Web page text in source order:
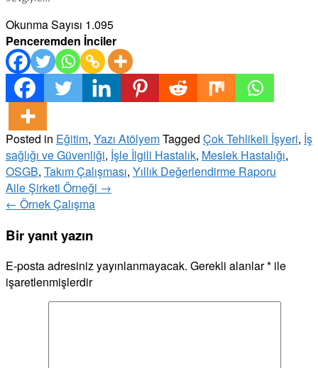
Okunma Sayısı 1.095
Penceremden İnciler
Posted in Eğitim, Yazı AtölyemTagged Çok Tehlikeli İşyeri, İş
sağlığı ve Güvenliği, İşle İlgili Hastalık, Meslek Hastalığı,
OSGB, Takım Çalışması, Yıllık Değerlendirme Raporu
Post
navigation
Aile Şirketi Örneği →
← Örnek Çalışma
Bir yanıt yazın
E-posta adresiniz yayınlanmayacak. Gerekli alanlar* ile
işaretlenmişlerdir